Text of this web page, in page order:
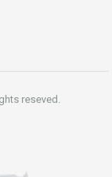
reseved.